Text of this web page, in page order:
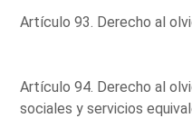
Artículo 93. Derecho al
Artículo 94. Derecho al
sociales y servicios